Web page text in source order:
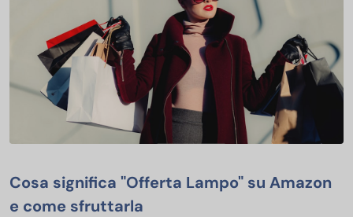
Cosa significa "Offerta Lampo" su Amazon
e come sfruttarla